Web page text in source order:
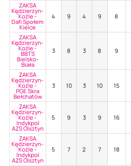
ZAKSA
Kędzierzyn-
Koźle -
Dafi Społem
Kielce
4 9 4 9 8
ZAKSA
Kędzierzyn-
Koźle -
BBTS
Bielsko-
Biała
3 8 3 8 9
ZAKSA
Kędzierzyn-
Koźle -
PGE Skra
Bełchatów
3 10 3 10 15
ZAKSA
Kędzierzyn-
Koźle -
Indykpol
AZS Olsztyn
5 9 3 9 16
ZAKSA
Kędzierzyn-
Koźle -
Indykpol
AZS Olsztyn
5 7 2 7 18